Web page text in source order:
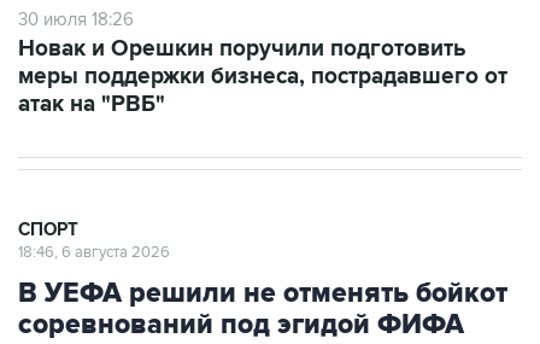
30 июля 18:26
Новак и Орешкин поручили подготовить
меры поддержки бизнеса, пострадавшего от
атак на "РВБ"
СПОРТ
18:46, 6 августа 2026
В УЕФА решили не отменять бойкот
соревнований под эгидой ФИФА